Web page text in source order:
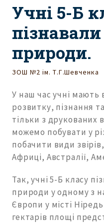
Учні 5-Б
пізнавали
природи.
ЗОШ №2 ім. Т.Г.Шевченка
У наш час учні мають
розвитку, пізнання
тільки з друкованих
можемо побувати у
побачити види
Африці, Австралії,
Так, учні 5-Б класу
природи у одному з
Європи у місті
гектарів площі